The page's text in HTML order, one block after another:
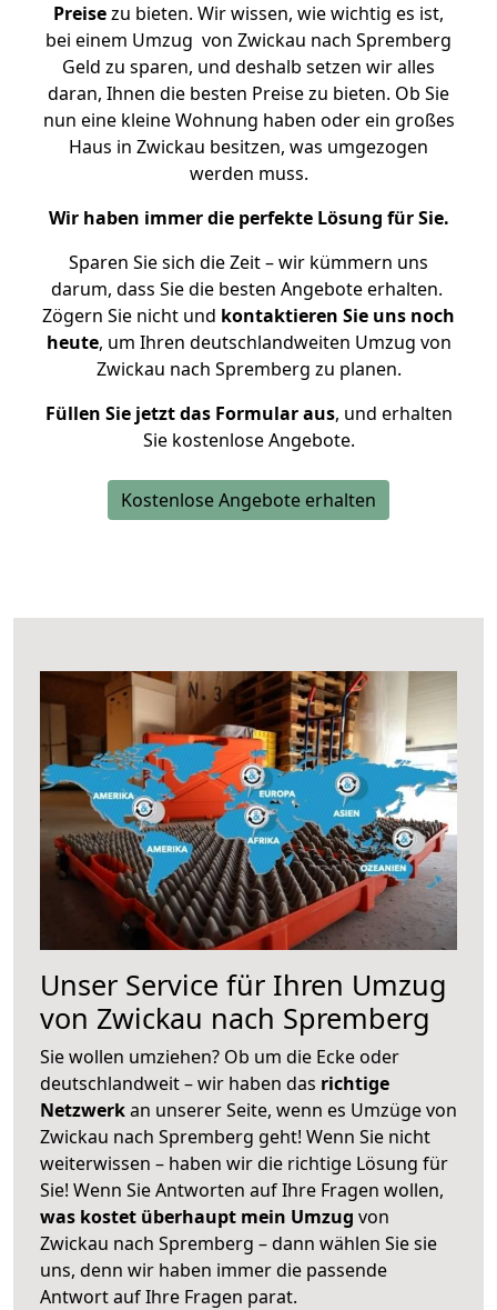
Preisezu bieten. Wir wissen, wie wichtig es ist,
bei einem Umzug von Zwickau nach Spremberg
Geld zu sparen, und deshalb setzen wir alles
daran, Ihnen die besten Preise zu bieten. Ob Sie
nun eine kleine Wohnung haben oder ein großes
Haus in Zwickau besitzen, was umgezogen
werden muss.
Wir haben immer die perfekte Lösung für Sie.
Sparen Sie sich die Zeit – wir kümmern uns
darum, dass Sie die besten Angebote erhalten.
Zögern Sie nicht und kontaktieren Sie uns noch
heute, um Ihren deutschlandweiten Umzug von
Zwickau nach Spremberg zu planen.
Füllen Sie jetzt das Formular aus, und erhalten
Sie kostenlose Angebote.
Kostenlose Angebote erhalten
Unser Service für Ihren Umzug
von Zwickau nach Spremberg
Sie wollen umziehen? Ob um die Ecke oder
deutschlandweit – wir haben das richtige
Netzwerkan unserer Seite, wenn es Umzüge von
Zwickau nach Spremberg geht! Wenn Sie nicht
weiterwissen – haben wir die richtige Lösung für
Sie! Wenn Sie Antworten auf Ihre Fragen wollen,
was kostet überhaupt mein Umzug von
Zwickau nach Spremberg – dann wählen Sie sie
uns, denn wir haben immer die passende
Antwort auf Ihre Fragen parat.